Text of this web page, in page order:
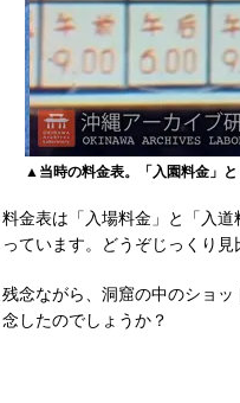
▲当時の料金表。「入園料金」と
料金表は「入場料金」と「入
っています。どうぞじっくり見
残念ながら、洞窟の中のショ
念したのでしょうか？